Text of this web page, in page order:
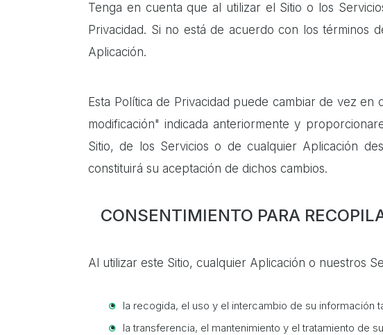
Tenga en cuenta que al utilizar el Sitio o los
Privacidad. Si no está de acuerdo con los términos
Aplicación.
Esta Política de Privacidad puede cambiar de vez en
modificación" indicada anteriormente y
Sitio, de los Servicios o de cualquier Aplicación
constituirá su aceptación de dichos cambios.
CONSENTIMIENTO PARA
Al utilizar este Sitio, cualquier Aplicación o nuestros
la recogida, el uso y el intercambio de su información
la transferencia, el mantenimiento y el tratamiento de